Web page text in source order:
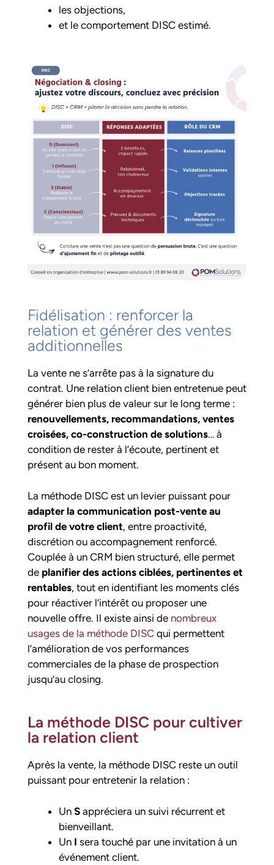
les objections,
et le comportement DISC estimé.
Fidélisation : renforcer la
relation et générer des ventes
additionnelles
La vente ne s’arrête pas à la signature du
contrat. Une relation client bien entretenue peut
générer bien plus de valeur sur le long terme :
renouvellements, recommandations, ventes
croisées, co-construction de solutions… à
condition de rester à l’écoute, pertinent et
présent au bon moment.
La méthode DISC est un levier puissant pour
adapter la communication post-vente au
profil de votre client, entre proactivité,
discrétion ou accompagnement renforcé.
Couplée à un CRM bien structuré, elle permet
de planifier des actions ciblées, pertinentes et
rentables, tout en identifiant les moments clés
pour réactiver l’intérêt ou proposer une
nouvelle offre. Il existe ainsi de nombreux
usages de la méthode DISCqui permettent
l’amélioration de vos performances
commerciales de la phase de prospection
jusqu’au closing.
La méthode DISC pour cultiver
la relation client
Après la vente, la méthode DISC reste un outil
puissant pour entretenir la relation :
Un Sappréciera un suivi récurrent et
bienveillant.
Un I sera touché par une invitation à un
événement client.